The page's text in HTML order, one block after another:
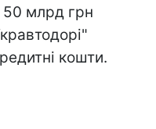
50 млрд грн
кошти.